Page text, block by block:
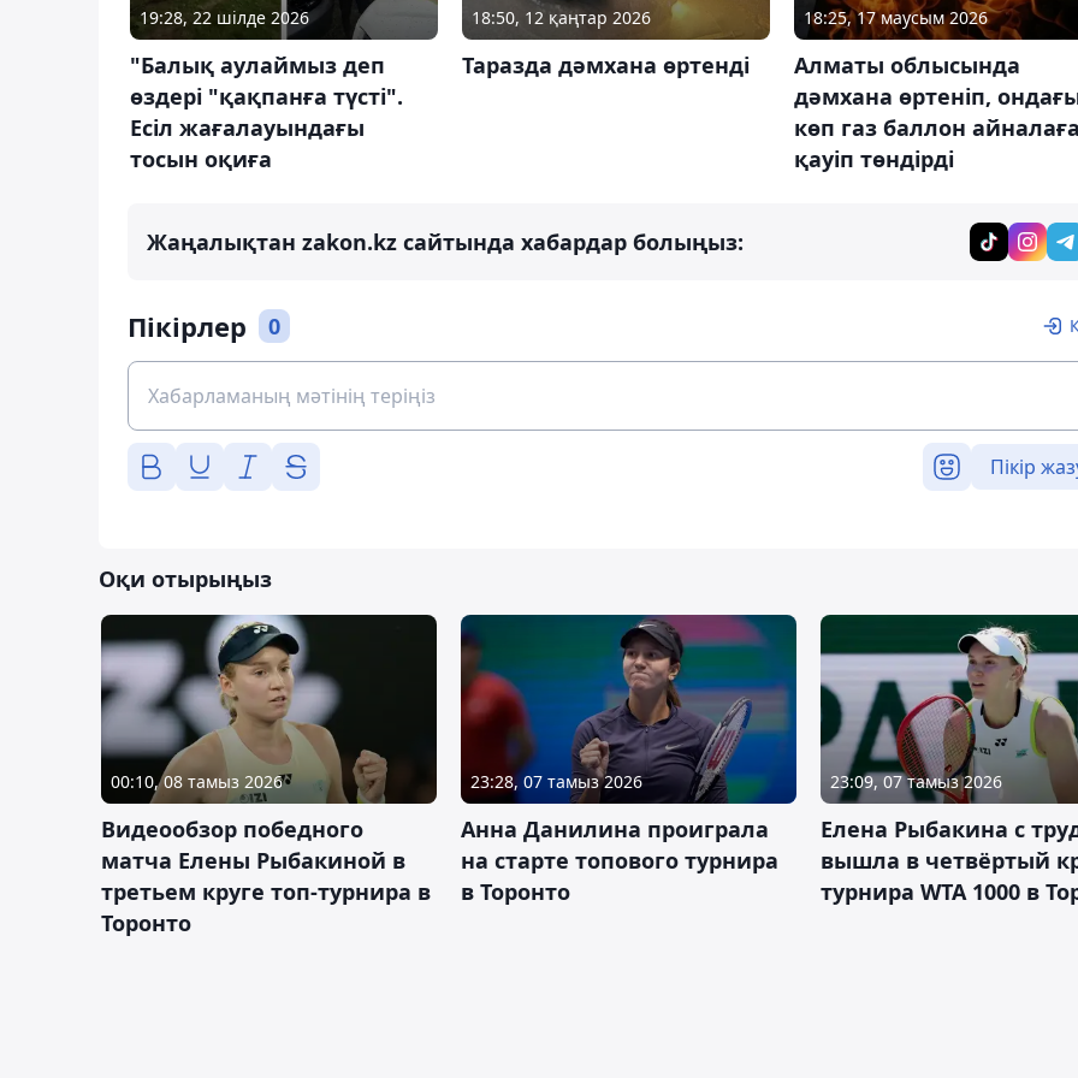
19:28, 22 шілде 2026
"Балық аулаймыз деп
өздері "қақпанға түсті".
Есіл жағалауындағы
тосын оқиға
18:50, 12 қаңтар 2026
Таразда дәмхана өртенді
18:25, 17 маусым 2026
Алматы облысында
дәмхана өртеніп,
көп газ баллон айналаға
қауіп төндірді
Жаңалықтан zakon.kz сайтында хабардар болыңыз:
Пікірлер 0
Пікір
Оқи отырыңыз
00:10, 08 тамыз 2026
Видеообзор победного
матча Елены Рыбакиной в
третьем круге топ-турнира в
Торонто
23:28, 07 тамыз 2026
Анна Данилина проиграла
на старте топового турнира
в Торонто
23:09, 07 тамыз 2026
Елена Рыбакина с
вышла в четвёртый
турнира WTA 1000 в